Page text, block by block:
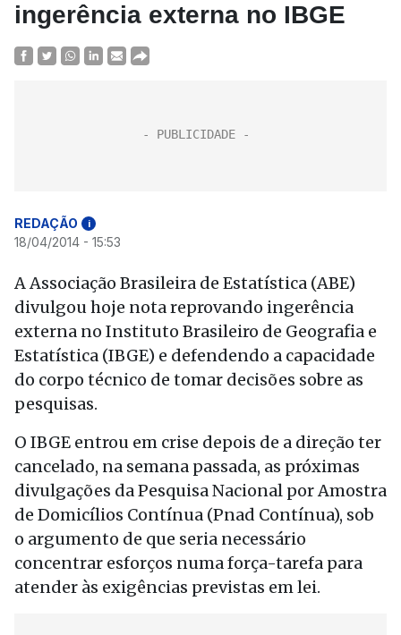
ingerência externa no IBGE
REDAÇÃO i
18/04/2014 - 15:53
A Associação Brasileira de Estatística (ABE)
divulgou hoje nota reprovando ingerência
externa no Instituto Brasileiro de Geografia e
Estatística (IBGE) e defendendo a capacidade
do corpo técnico de tomar decisões sobre as
pesquisas.
O IBGE entrou em crise depois de a direção ter
cancelado, na semana passada, as próximas
divulgações da Pesquisa Nacional por Amostra
de Domicílios Contínua (Pnad Contínua), sob
o argumento de que seria necessário
concentrar esforços numa força-tarefa para
atender às exigências previstas em lei.